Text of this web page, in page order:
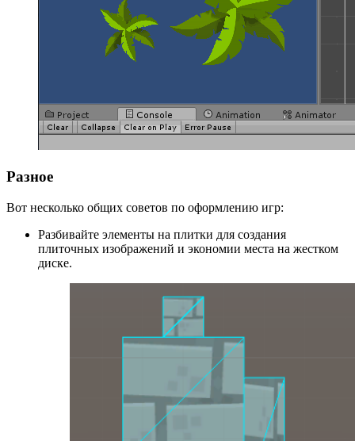
Разное
Вот несколько общих советов по оформлению игр:
Разбивайте элементы на плитки для создания
плиточных изображений и экономии места на жестком
диске.